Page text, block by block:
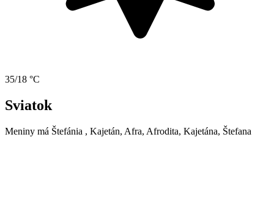
35/18 °C
Sviatok
Meniny má Štefánia , Kajetán, Afra, Afrodita, Kajetána, Štefana